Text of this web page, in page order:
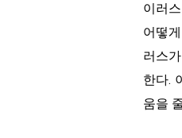
이러
어떻
러스
한다.
움을